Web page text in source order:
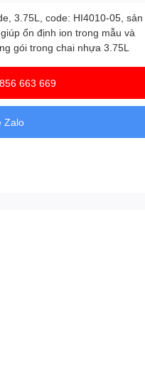
3.75L, code: HI4010-05, sản
ổn định ion trong mẫu và
gói trong chai nhựa3.75L
663 669
Zalo